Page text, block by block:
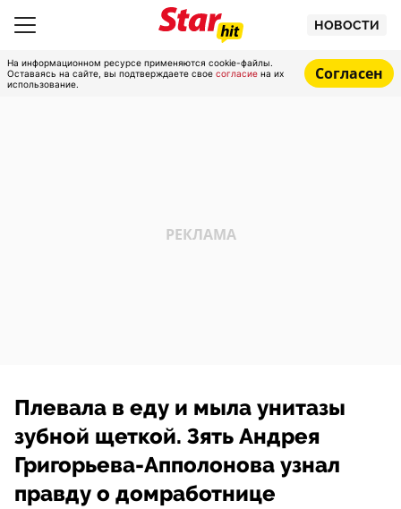
НОВОСТИ
На информационном ресурсе применяются cookie-файлы.
Оставаясь на сайте, вы подтверждаете свое согласие на их
использование.
Согласен
Плевала в еду и мыла унитазы
зубной щеткой. Зять Андрея
Григорьева-Апполонова узнал
правду о домработнице